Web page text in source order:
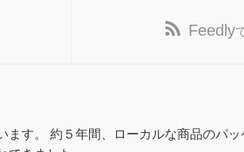
Feedly
ます。 約５年間、ローカルな商品のパ